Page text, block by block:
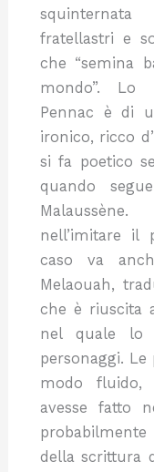
fratellastri e
che “semina
mondo”. Lo
Pennac è di
ironico, ricco
si fa poetico
quando
nell’imitare il
caso va
Melaouah,
che è riuscita
nel quale lo
personaggi.
modo
avesse fatto
della scrittura